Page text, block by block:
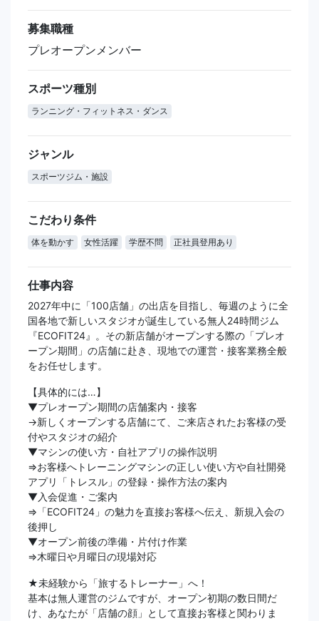
募集職種
プレオープンメンバー
スポーツ種別
ランニング・フィットネス・ダンス
ジャンル
スポーツジム・施設
こだわり条件
体を動かす 女性活躍 学歴不問 正社員登用あり
仕事内容
2027年中に「100店舗」の出店を目指し、毎週のように全
国各地で新しいスタジオが誕生している無人24時間ジム
『ECOFIT24』。その新店舗がオープンする際の「プレオ
ープン期間」の店舗に赴き、現地での運営・接客業務全般
をお任せします。
【具体的には…】
▼プレオープン期間の店舗案内・接客
→新しくオープンする店舗にて、ご来店されたお客様の受
付やスタジオの紹介
▼マシンの使い方・自社アプリの操作説明
⇒お客様へトレーニングマシンの正しい使い方や自社開発
アプリ「トレスル」の登録・操作方法の案内
▼入会促進・ご案内
⇒「ECOFIT24」の魅力を直接お客様へ伝え、新規入会の
後押し
▼オープン前後の準備・片付け作業
⇒木曜日や月曜日の現場対応
★未経験から「旅するトレーナー」へ！
基本は無人運営のジムですが、オープン初期の数日間だ
け、あなたが「店舗の顔」として直接お客様と関わりま